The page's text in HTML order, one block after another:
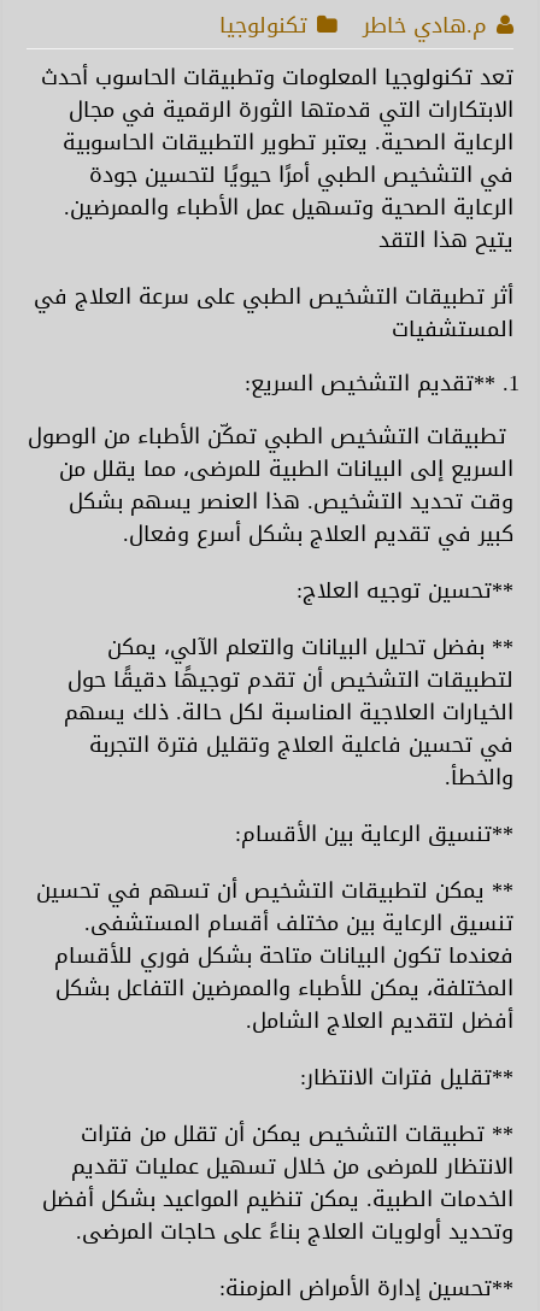
م.هادي خاطر
تكنولوجيا
تعد تكنولوجيا المعلومات وتطبيقات الحاسوب أحدث
الابتكارات التي قدمتها الثورة الرقمية في مجال
الرعاية الصحية. يعتبر تطوير التطبيقات الحاسوبية
في التشخيص الطبي أمرًا حيويًا لتحسين جودة
الرعاية الصحية وتسهيل عمل الأطباء والممرضين.
يتيح هذا التقد
أثر تطبيقات التشخيص الطبي على سرعة العلاج في
المستشفيات
**تقديم التشخيص السريع:
تطبيقات التشخيص الطبي تمكّن الأطباء من الوصول
السريع إلى البيانات الطبية للمرضى، مما يقلل من
وقت تحديد التشخيص. هذا العنصر يسهم بشكل
كبير في تقديم العلاج بشكل أسرع وفعال.
**تحسين توجيه العلاج:
** بفضل تحليل البيانات والتعلم الآلي، يمكن
لتطبيقات التشخيص أن تقدم توجيهًا دقيقًا حول
الخيارات العلاجية المناسبة لكل حالة. ذلك يسهم
في تحسين فاعلية العلاج وتقليل فترة التجربة
والخطأ.
**تنسيق الرعاية بين الأقسام:
** يمكن لتطبيقات التشخيص أن تسهم في تحسين
تنسيق الرعاية بين مختلف أقسام المستشفى.
فعندما تكون البيانات متاحة بشكل فوري للأقسام
المختلفة، يمكن للأطباء والممرضين التفاعل بشكل
أفضل لتقديم العلاج الشامل.
**تقليل فترات الانتظار:
** تطبيقات التشخيص يمكن أن تقلل من فترات
الانتظار للمرضى من خلال تسهيل عمليات تقديم
الخدمات الطبية. يمكن تنظيم المواعيد بشكل أفضل
وتحديد أولويات العلاج بناءً على حاجات المرضى.
**تحسين إدارة الأمراض المزمنة: